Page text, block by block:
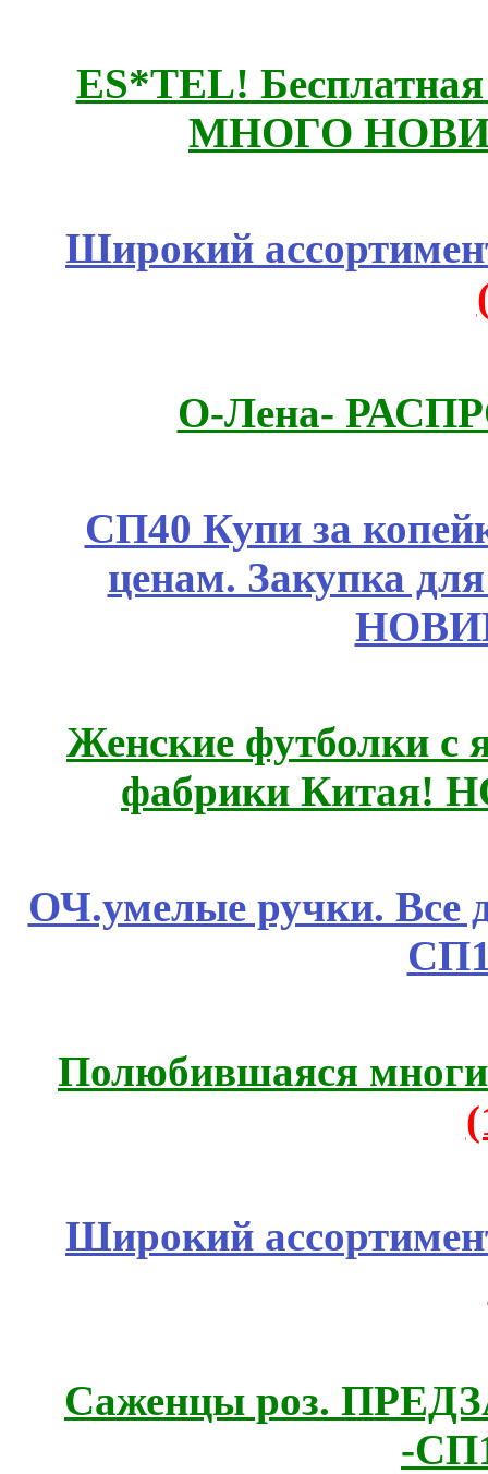
ES*TEL!
МНОГО
Широкий
О-Лена-
СП40 Купи за
ценам. Закупка
Женские футболки с
фабрики Китая!
ОЧ.умелые ручки. Все
Полюбившаяся
Широкий
Саженцы роз.
-